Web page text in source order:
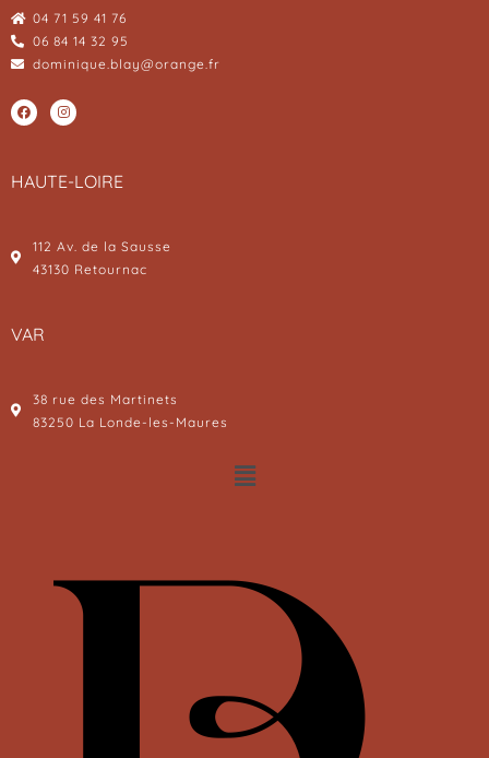
04 71 59 41 76
06 84 14 32 95
dominique.blay@orange.fr
HAUTE-LOIRE
112 Av. de la Sausse
43130 Retournac
VAR
38 rue des Martinets
83250 La Londe-les-Maures